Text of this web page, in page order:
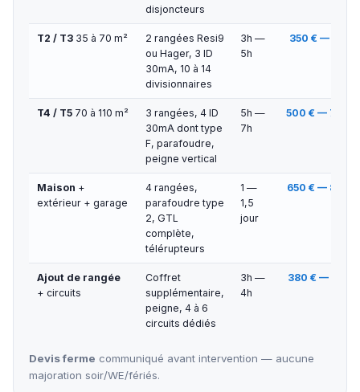
disjoncteurs
T2 / T3 35 à 70 m²
2 rangées Resi9
ou Hager, 3 ID
30mA, 10 à 14
divisionnaires
3h —
5h
350 € — 550 €
T4 / T5 70 à 110 m²
3 rangées, 4 ID
30mA dont type
F, parafoudre,
peigne vertical
5h —
7h
500 € — 700 €
Maison +
extérieur + garage
4 rangées,
parafoudre type
2, GTL
complète,
télérupteurs
1 —
1,5
jour
650 € — 800 €
Ajout de rangée
+ circuits
Coffret
supplémentaire,
peigne, 4 à 6
circuits dédiés
3h —
4h
380 € — 580 €
Devis ferme communiqué avant intervention — aucune
majoration soir/WE/fériés.